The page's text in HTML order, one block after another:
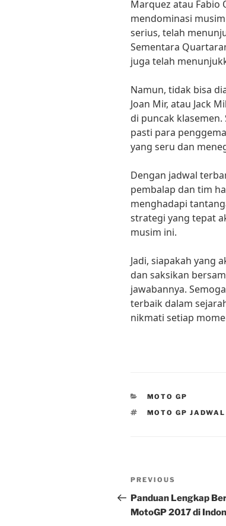
Marquez atau
mendominasi
serius, telah
Sementara
juga telah
Namun, tidak bisa
Joan Mir, atau Jack
di puncak
pasti para
yang seru dan
Dengan jadwal
pembalap dan tim
menghadapi
strategi yang tepat
musim ini.
Jadi, siapakah yang
dan saksikan
jawabannya.
terbaik dalam
nikmati setiap
CATEGORIES
MOTO GP
TAGS
MOTO GP JADWAL
Post
navigation
Previous
Post
PREVIOUS
Panduan Lengkap
MotoGP 2017 di